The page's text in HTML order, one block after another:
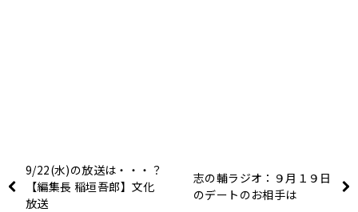
9/22(水)の放送は・・・？
【編集長 稲垣吾郎】文化
放送
志の輔ラジオ：９月１９日
のデートのお相手は